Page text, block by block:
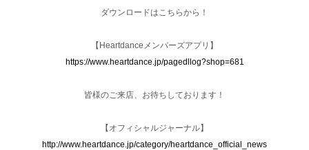
ダウンロードはこちらから！
【Heartdanceメンバーズアプリ】
https://www.heartdance.jp/pagedllog?shop=681
皆様のご来店、お待ちしております！
【オフィシャルジャーナル】
http://www.heartdance.jp/category/heartdance_official_news